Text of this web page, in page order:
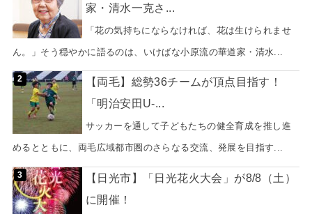
家・清水一克さ...
「花の気持ちにならなければ、花は生けられませ
ん。」そう穏やかに語るのは、いけばな小原流の華道家・清水...
【両毛】総勢36チームが頂点目指す！
「明治安田U-...
サッカーを通して子どもたちの健全育成を推し進
めるとともに、両毛広域都市圏のさらなる交流、発展を目指す...
【日光市】「日光花火大会」が8/8（土）
に開催！